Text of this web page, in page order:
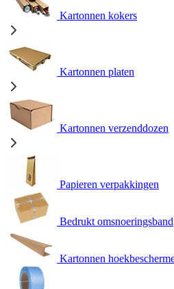
Kartonnen kokers
Kartonnen platen
Kartonnen verzenddozen
Papieren verpakkingen
Bedrukt omsnoeringsband
Kartonnen